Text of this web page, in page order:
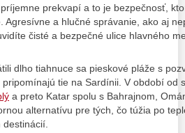
prekvapí a to je bezpečnosť,
Agresívne a hlučné správanie, ako aj
čisté a bezpečné ulice hlavného
dlho tiahnuce sa pieskové pláže s
tie na Sardínii. V období od
a preto Katar spolu s Bahrajnom,
alternatívu pre tých, čo túžia po
destinácií.